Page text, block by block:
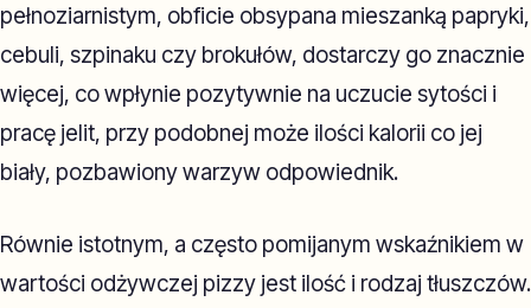
pełnoziarnistym, obficie obsypana mieszanką papryki,
cebuli, szpinaku czy brokułów, dostarczy go znacznie
więcej, co wpłynie pozytywnie na uczucie sytości i
pracę jelit, przy podobnej może ilości kalorii co jej
biały, pozbawiony warzyw odpowiednik.
Równie istotnym, a często pomijanym wskaźnikiem w
wartości odżywczej pizzy jest ilość i rodzaj tłuszczów.